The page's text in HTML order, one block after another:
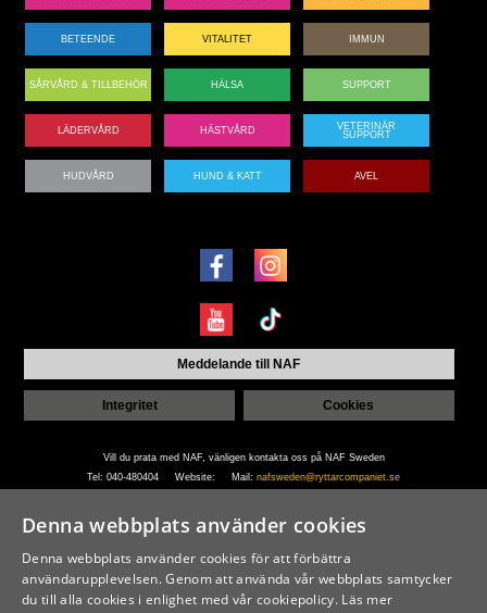
BETEENDE VITALITET IMMUN
SÅRVÅRD & TILLBEHÖR HÄLSA SUPPORT
LÄDERVÅRD HÄSTVÅRD
VETERINÄR
SUPPORT
HUDVÅRD HUND & KATT AVEL
Meddelande till NAF
Integritet Cookies
Vill du prata med NAF, vänligen kontakta oss på NAF Sweden
Tel: 040-480404 Website: Mail: nafsweden@ryttarcompaniet.se
Denna webbplats använder cookies
Denna webbplats använder cookies för att förbättra
användarupplevelsen. Genom att använda vår webbplats samtycker
du till alla cookies i enlighet med vår cookiepolicy. Läs mer